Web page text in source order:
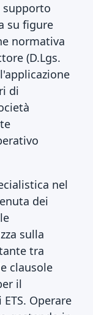
supporto
su figure
normativa
(D.Lgs.
di
nel
dei
sulla
tra
clausole
il
Operare